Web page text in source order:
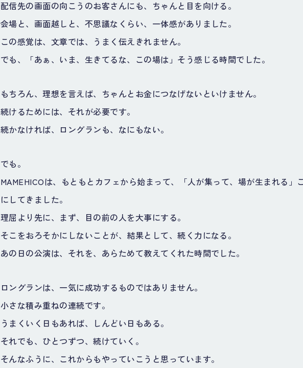
配信先の画面の向こうのお客さんにも、ちゃんと目を向ける。
会場と、画面越しと、不思議なくらい、一体感がありました。
この感覚は、文章では、うまく伝えきれません。
でも、「あぁ、いま、生きてるな、この場は」そう感じる時間でした。
もちろん、理想を言えば、ちゃんとお金につなげないといけません。
続けるためには、それが必要です。
続かなければ、ロングランも、なにもない。
でも。
MAMEHICOは、もともとカフェから始まって、「人が集って、場が生まれる」
にしてきました。
理屈より先に、まず、目の前の人を大事にする。
そこをおろそかにしないことが、結果として、続く力になる。
あの日の公演は、それを、あらためて教えてくれた時間でした。
ロングランは、一気に成功するものではありません。
小さな積み重ねの連続です。
うまくいく日もあれば、しんどい日もある。
それでも、ひとつずつ、続けていく。
そんなふうに、これからもやっていこうと思っています。